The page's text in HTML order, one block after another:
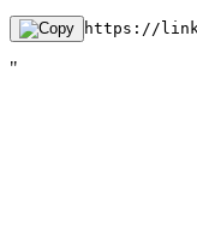
https://
"